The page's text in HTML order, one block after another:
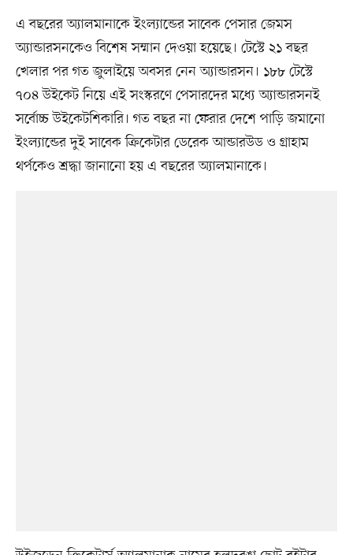
এ বছরের অ্যালমানাকে ইংল্যান্ডের সাবেক পেসার জেমস
অ্যান্ডারসনকেও বিশেষ সম্মান দেওয়া হয়েছে। টেস্টে ২১ বছর
খেলার পর গত জুলাইয়ে অবসর নেন অ্যান্ডারসন। ১৮৮ টেস্টে
৭০৪ উইকেট নিয়ে এই সংস্করণে পেসারদের মধ্যে অ্যান্ডারসনই
সর্বোচ্চ উইকেটশিকারি। গত বছর না ফেরার দেশে পাড়ি জমানো
ইংল্যান্ডের দুই সাবেক ক্রিকেটার ডেরেক আন্ডারউড ও গ্রাহাম
থর্পকেও শ্রদ্ধা জানানো হয় এ বছরের অ্যালমানাকে।